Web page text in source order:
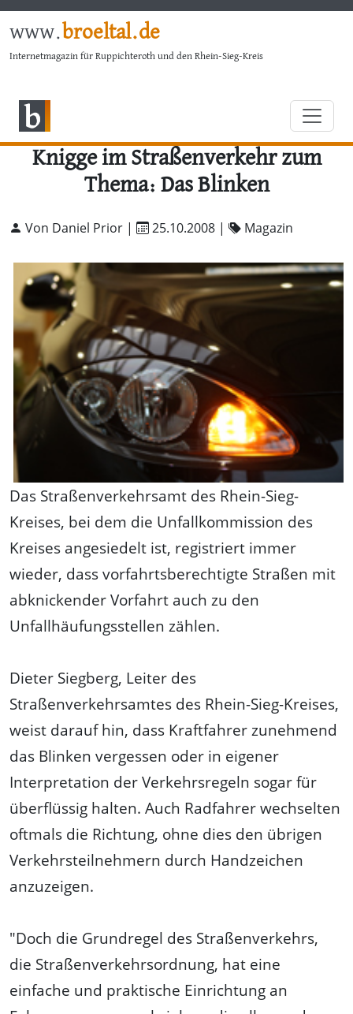
www.broeltal.de
Internetmagazin für Ruppichteroth und den Rhein-Sieg-Kreis
Knigge im Straßenverkehr zum
Thema: Das Blinken
Von Daniel Prior | 25.10.2008 | Magazin
Das Straßenverkehrsamt des Rhein-Sieg-
Kreises, bei dem die Unfallkommission des
Kreises angesiedelt ist, registriert immer
wieder, dass vorfahrtsberechtigte Straßen mit
abknickender Vorfahrt auch zu den
Unfallhäufungsstellen zählen.
Dieter Siegberg, Leiter des
Straßenverkehrsamtes des Rhein-Sieg-Kreises,
weist darauf hin, dass Kraftfahrer zunehmend
das Blinken vergessen oder in eigener
Interpretation der Verkehrsregeln sogar für
überflüssig halten. Auch Radfahrer wechselten
oftmals die Richtung, ohne dies den übrigen
Verkehrsteilnehmern durch Handzeichen
anzuzeigen.
"Doch die Grundregel des Straßenverkehrs,
die Straßenverkehrsordnung, hat eine
einfache und praktische Einrichtung an